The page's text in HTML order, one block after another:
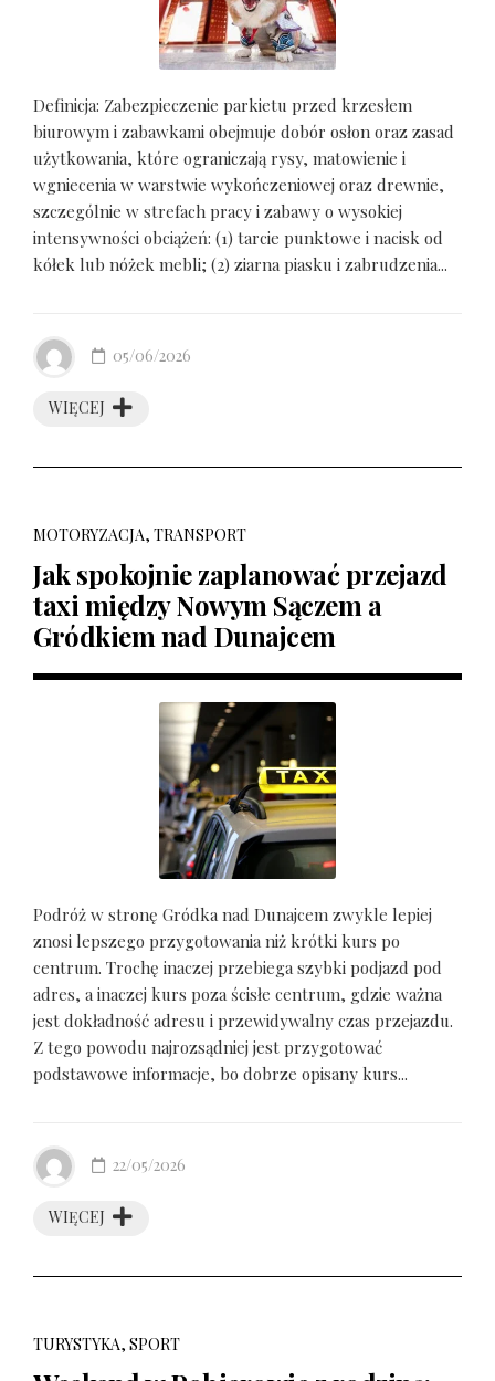
Definicja: Zabezpieczenie parkietu przed krzesłem
biurowym i zabawkami obejmuje dobór osłon oraz zasad
użytkowania, które ograniczają rysy, matowienie i
wgniecenia w warstwie wykończeniowej oraz drewnie,
szczególnie w strefach pracy i zabawy o wysokiej
intensywności obciążeń: (1) tarcie punktowe i nacisk od
kółek lub nóżek mebli; (2) ziarna piasku i zabrudzenia...
WIĘCEJ
05/06/2026
MOTORYZACJA, TRANSPORT
Jak spokojnie zaplanować przejazd
taxi między Nowym Sączem a
Gródkiem nad Dunajcem
Podróż w stronę Gródka nad Dunajcem zwykle lepiej
znosi lepszego przygotowania niż krótki kurs po
centrum. Trochę inaczej przebiega szybki podjazd pod
adres, a inaczej kurs poza ścisłe centrum, gdzie ważna
jest dokładność adresu i przewidywalny czas przejazdu.
Z tego powodu najrozsądniej jest przygotować
podstawowe informacje, bo dobrze opisany kurs...
WIĘCEJ
22/05/2026
TURYSTYKA, SPORT